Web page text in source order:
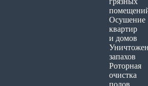
Осушение
квартир
и домов
запахов
Роторная
очистка
полов